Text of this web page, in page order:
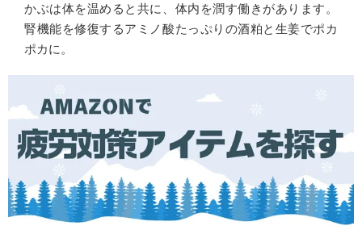
かぶは体を温めると共に、体内を潤す働きがあります。
腎機能を修復するアミノ酸たっぷりの酒粕と生姜でポカ
ポカに。